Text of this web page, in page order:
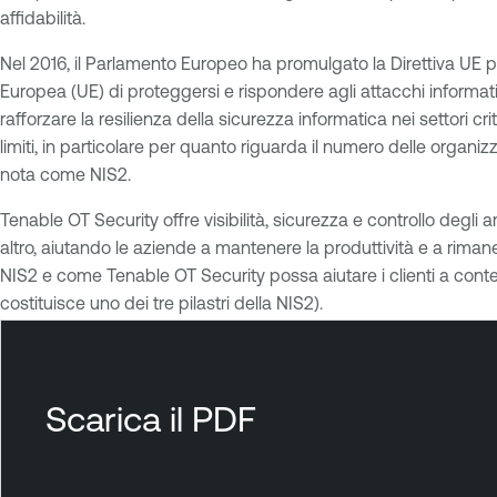
affidabilità.
Nel 2016, il Parlamento Europeo ha promulgato la Direttiva UE
Europea (UE) di proteggersi e rispondere agli attacchi
rafforzare la resilienza della sicurezza informatica nei settori
limiti, in particolare per quanto riguarda il numero delle
nota come NIS2.
Tenable OT Security offre visibilità, sicurezza e controllo degli
altro, aiutando le aziende a mantenere la produttività e a
NIS2 e come Tenable OT Security possa aiutare i clienti a
costituisce uno dei tre pilastri della NIS2).
n
a
Scarica il PDF